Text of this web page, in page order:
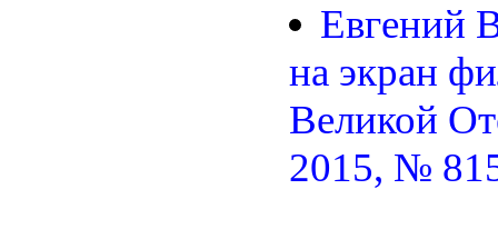
Евгений
на экран
Великой
2015, №